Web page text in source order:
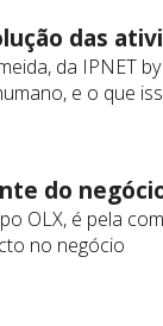
das
da IPNET
e o que
do
OLX, é pela
no negócio